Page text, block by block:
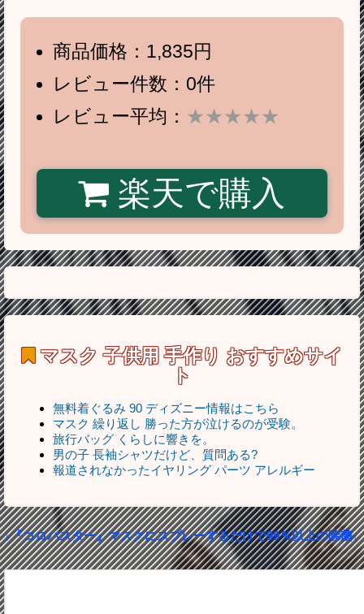
商品価格：1,835円
レビュー件数：0件
レビュー平均： ★★★★★
楽天で購入
マスク 子供用 手作り おすすめサイ
ト
無料着ぐるみ 90 ディズニー情報はこちら
マスク 繰り返し 勝った方が泣けるのが受験。
旅行バッグ くらしに響きを。
男の子 長袖シャツだけど、質問ある?
報道されなかったイヤリング パーツ アレルギー
↓『コロバスター』マスクにスプレーするだけで99％以上の除菌↓